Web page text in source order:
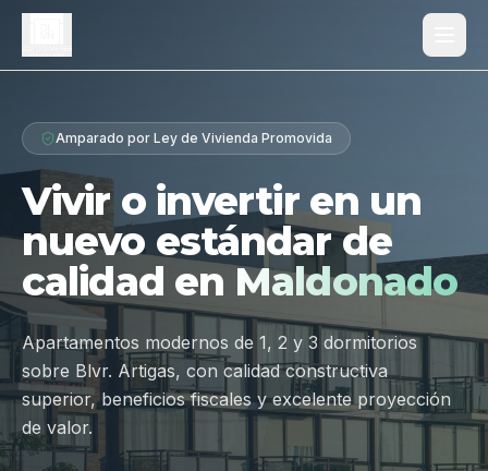
Proyecto
Diferenciales
Tipologías
Galería
Ubicación
Contacto
Hablar por WhatsApp
Amparado por Ley de Vivienda Promovida
Vivir o invertir en un
nuevo estándar de
calidad en Maldonado
Apartamentos modernos de 1, 2 y 3 dormitorios
sobre Blvr. Artigas, con calidad constructiva
superior, beneficios fiscales y excelente proyección
de valor.